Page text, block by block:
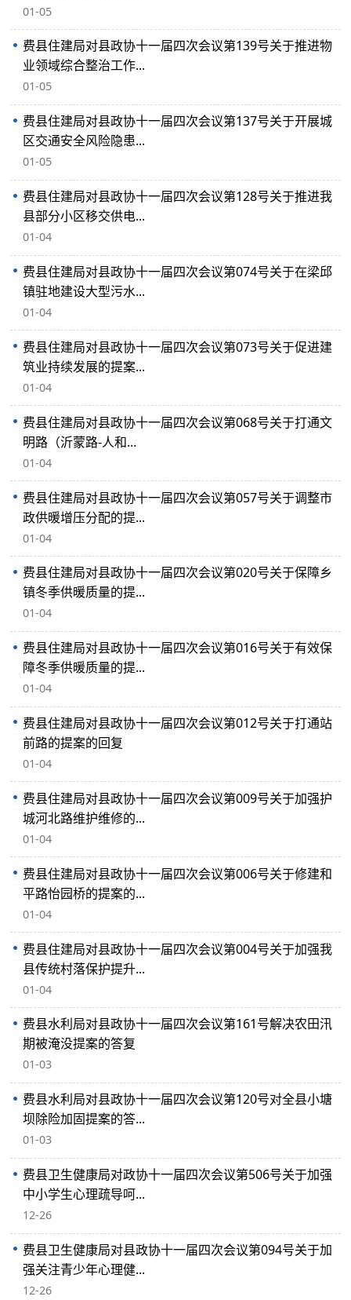
01-05
费县住建局对县政协十一届四次会议第139号关于推进物
业领域综合整治工作...
01-05
费县住建局对县政协十一届四次会议第137号关于开展城
区交通安全风险隐患...
01-05
费县住建局对县政协十一届四次会议第128号关于推进我
县部分小区移交供电...
01-04
费县住建局对县政协十一届四次会议第074号关于在梁邱
镇驻地建设大型污水...
01-04
费县住建局对县政协十一届四次会议第073号关于促进建
筑业持续发展的提案...
01-04
费县住建局对县政协十一届四次会议第068号关于打通文
明路（沂蒙路-人和...
01-04
费县住建局对县政协十一届四次会议第057号关于调整市
政供暖增压分配的提...
01-04
费县住建局对县政协十一届四次会议第020号关于保障乡
镇冬季供暖质量的提...
01-04
费县住建局对县政协十一届四次会议第016号关于有效保
障冬季供暖质量的提...
01-04
费县住建局对县政协十一届四次会议第012号关于打通站
前路的提案的回复
01-04
费县住建局对县政协十一届四次会议第009号关于加强护
城河北路维护维修的...
01-04
费县住建局对县政协十一届四次会议第006号关于修建和
平路怡园桥的提案的...
01-04
费县住建局对县政协十一届四次会议第004号关于加强我
县传统村落保护提升...
01-04
费县水利局对县政协十一届四次会议第161号解决农田汛
期被淹没提案的答复
01-03
费县水利局对县政协十一届四次会议第120号对全县小塘
坝除险加固提案的答...
01-03
费县卫生健康局对政协十一届四次会议第506号关于加强
中小学生心理疏导呵...
12-26
费县卫生健康局对县政协十一届四次会议第094号关于加
强关注青少年心理健...
12-26